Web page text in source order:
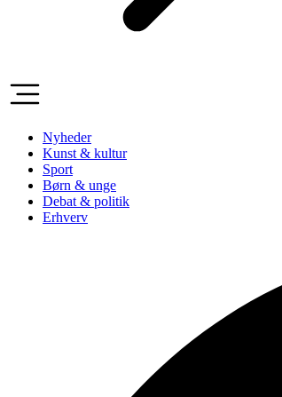
Nyheder
Kunst & kultur
Sport
Børn & unge
Debat & politik
Erhverv